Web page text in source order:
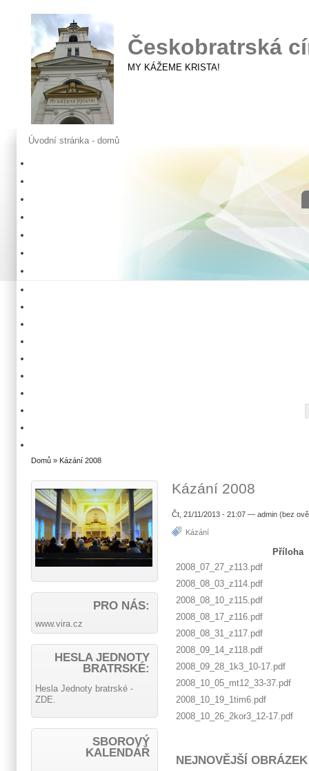
Českobratrská
MY KÁŽEME KRISTA!
Úvodní stránka - domů
Domů » Kázání 2008
Kázání 2008
Čt, 21/11/2013 - 21:07 — admin (bez
Kázání
Příloha
2008_07_27_z113.pdf
2008_08_03_z114.pdf
2008_08_10_z115.pdf
2008_08_17_z116.pdf
2008_08_31_z117.pdf
2008_09_14_z118.pdf
2008_09_28_1k3_10-17.pdf
2008_10_05_mt12_33-37.pdf
2008_10_19_1tim6.pdf
2008_10_26_2kor3_12-17.pdf
NEJNOVĚJŠÍ OBRÁZEK
PRO NÁS:
www.vira.cz
HESLA JEDNOTY
BRATRSKÉ:
Hesla Jednoty bratrské -
ZDE.
SBOROVÝ
KALENDÁŘ